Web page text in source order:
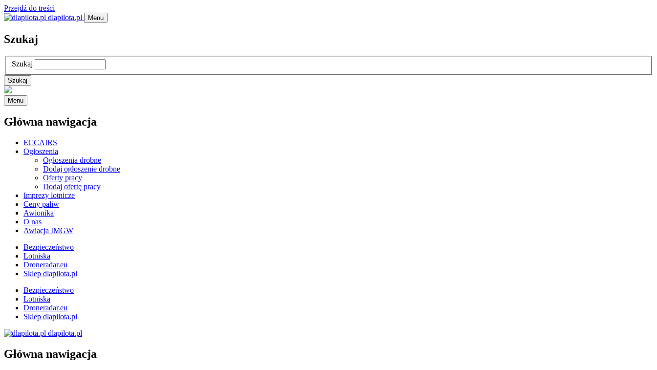
Przejdź do treści
dlapilota.pl
Menu
Szukaj
Szukaj
Menu
Główna nawigacja
ECCAIRS
Ogłoszenia
Ogłoszenia drobne
Dodaj ogłoszenie drobne
Oferty pracy
Dodaj ofertę pracy
Imprezy lotnicze
Ceny paliw
Awionika
O nas
Awiacja IMGW
Bezpieczeństwo
Lotniska
Droneradar.eu
Sklep dlapilota.pl
Bezpieczeństwo
Lotniska
Droneradar.eu
Sklep dlapilota.pl
dlapilota.pl
Główna nawigacja